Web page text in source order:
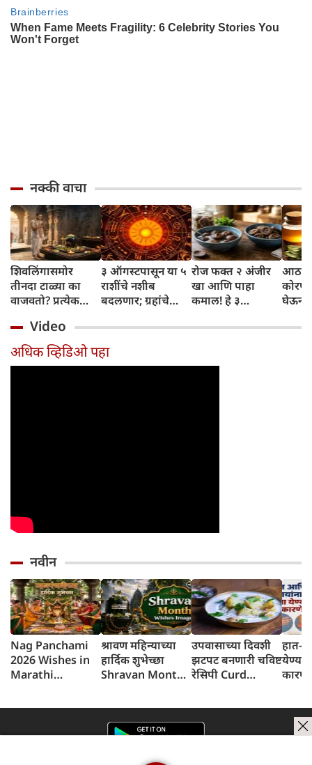
नक्की वाचा
शिवलिंगासमोर
तीनदा टाळ्या का
वाजवतो? प्रत्येक
जाणून घ्या
३ ऑगस्टपासून या ५
राशींचे नशीब
बदलणार; ग्रहांचे
संपतील आणि शुभ
दिवसांची सुरुवात
होईल
रोज फक्त २ अंजीर
खा आणि पाहा
कमाल! हे ३
तुम्हाला ठाऊक
घेऊन
Video
अधिक व्हिडिओ पहा
नवीन
Nag Panchami
2026 Wishes in
Marathi
श्रावण महिन्याच्या
हार्दिक शुभेच्छा
Shravan Month
उपवासाच्या दिवशी
झटपट बनणारी चविष्ट
रेसिपी Curd
हात-
कारणे